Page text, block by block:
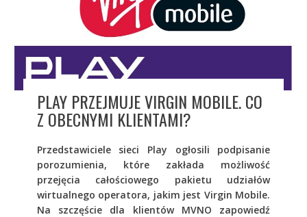
PLAY PRZEJMUJE VIRGIN MOBILE. CO
Z OBECNYMI KLIENTAMI?
Przedstawiciele sieci Play ogłosili podpisanie
porozumienia, które zakłada możliwość
przejęcia całościowego pakietu udziałów
wirtualnego operatora, jakim jest Virgin Mobile.
Na szczęście dla klientów MVNO zapowiedź